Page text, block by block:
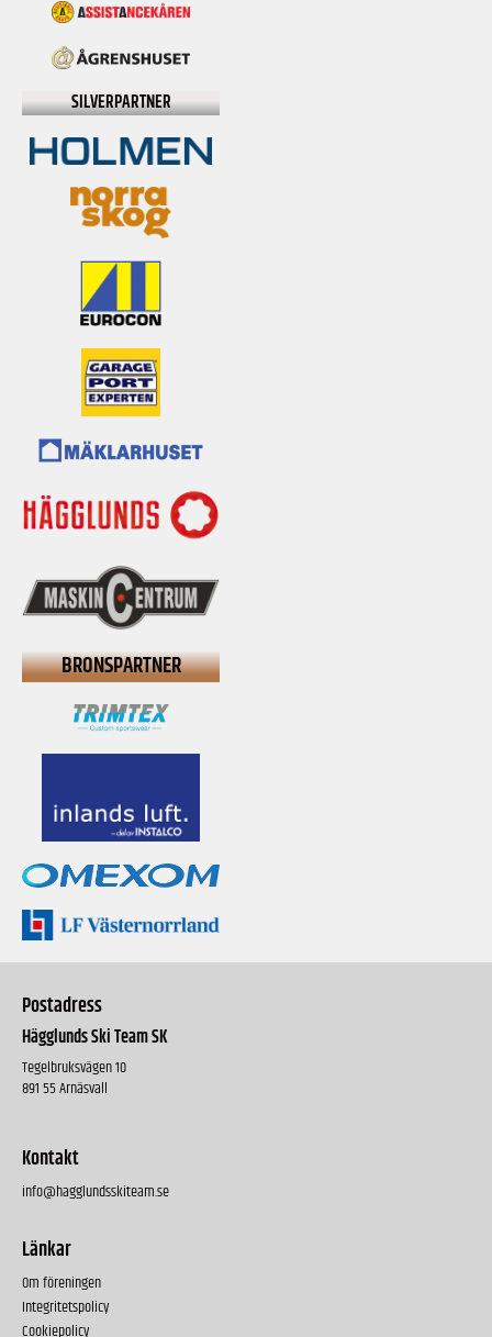
SILVERPARTNER
BRONSPARTNER
Postadress
Hägglunds Ski Team SK
Tegelbruksvägen 10
891 55 Arnäsvall
Kontakt
info@hagglundsskiteam.se
Länkar
Om föreningen
Integritetspolicy
Cookiepolicy